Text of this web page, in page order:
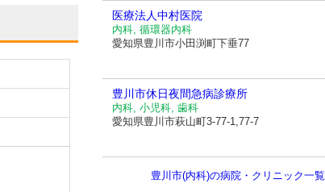
医療法人中村医院
内科, 循環器内科
愛知県豊川市小田渕町下垂77
豊川市休日夜間急病診療所
内科, 小児科, 歯科
愛知県豊川市萩山町3-77-1,77-7
豊川市(内科)の病院・クリニック一覧